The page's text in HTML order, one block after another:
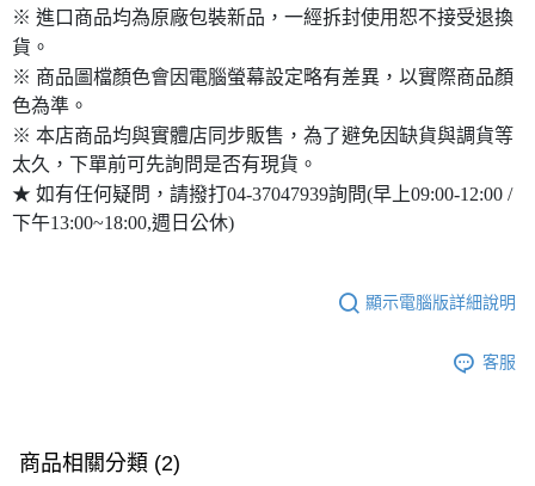
※ 進口商品均為原廠包裝新品，一經拆封使用恕不接受退換
貨。
※ 商品圖檔顏色會因電腦螢幕設定略有差異，以實際商品顏
色為準。
※ 本店商品均與實體店同步販售，為了避免因缺貨與調貨等
太久，下單前可先詢問是否有現貨。
★ 如有任何疑問，請撥打04-37047939詢問(早上09:00-12:00 /
下午13:00~18:00,週日公休)
顯示電腦版詳細說明
客服
商品相關分類 (2)